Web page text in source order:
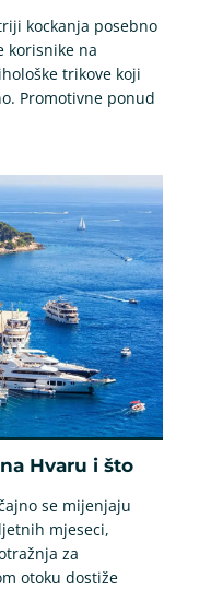
kockanja posebno
korisnike na
trikove koji
Promotivne ponud
Hvaru i što
se mijenjaju
mjeseci,
za
otoku dostiže